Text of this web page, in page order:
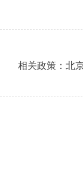
相关政策： 北